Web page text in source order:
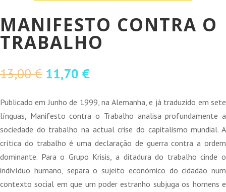
MANIFESTO CONTRA O
TRABALHO
13,00€ O
original
era:
13,00 €.
11,70 €O
atual
é:
11,70 €.
Publicado em Junho de 1999, na Alemanha, e já traduzido em sete
línguas, Manifesto contra o Trabalho analisa profundamente a
sociedade do trabalho na actual crise do capitalismo mundial. A
crítica do trabalho é uma declaração de guerra contra a ordem
dominante. Para o Grupo Krisis, a ditadura do trabalho cinde o
indivíduo humano, separa o sujeito económico do cidadão num
contexto social em que um poder estranho subjuga os homens e